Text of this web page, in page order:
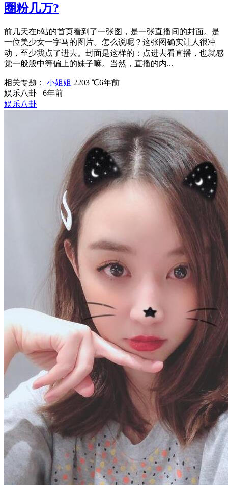
圈粉几万?
前几天在b站的首页看到了一张图，是一张直播间的封面。是
一位美少女一字马的图片。怎么说呢？这张图确实让人很冲
动，至少我点了进去。封面是这样的：点进去看直播，也就感
觉一般般中等偏上的妹子嘛。当然，直播的内...
相关专题： 小姐姐 2203 ℃6年前
娱乐八卦
6年前
娱乐八卦